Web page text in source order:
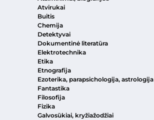
Atvirukai
Buitis
Chemija
Detektyvai
Dokumentinė literatūra
Elektrotechnika
Etika
Etnografija
Ezoterika, parapsichologija, astrologija
Fantastika
Filosofija
Fizika
Galvosūkiai, kryžiažodžiai